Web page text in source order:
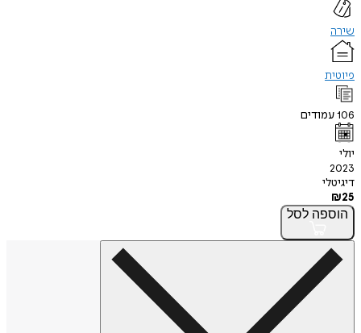
שירה
פיוטית
106עמודים
יולי
2023
דיגיטלי
₪25
הוספה לסל